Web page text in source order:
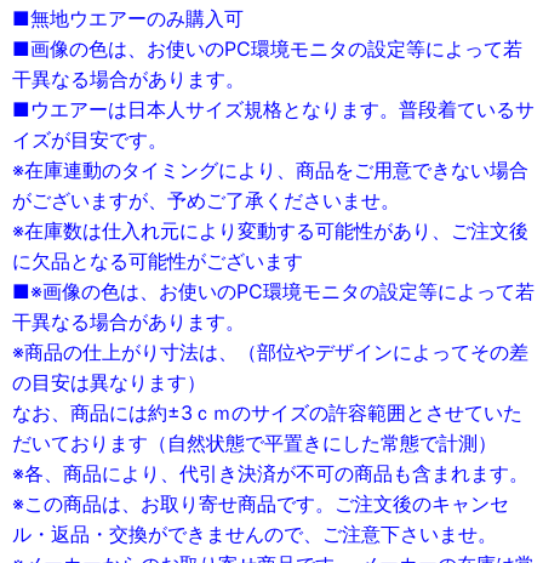
■無地ウエアーのみ購入可
■画像の色は、お使いのPC環境モニタの設定等によって若
干異なる場合があります。
■ウエアーは日本人サイズ規格となります。普段着ているサ
イズが目安です。
※在庫連動のタイミングにより、商品をご用意できない場合
がございますが、予めご了承くださいませ。
※在庫数は仕入れ元により変動する可能性があり、ご注文後
に欠品となる可能性がございます
■※画像の色は、お使いのPC環境モニタの設定等によって若
干異なる場合があります。
※商品の仕上がり寸法は、（部位やデザインによってその差
の目安は異なります）
なお、商品には約±3ｃｍのサイズの許容範囲とさせていた
だいております（自然状態で平置きにした常態で計測）
※各、商品により、代引き決済が不可の商品も含まれます。
※この商品は、お取り寄せ商品です。ご注文後のキャンセ
ル・返品・交換ができませんので、ご注意下さいませ。